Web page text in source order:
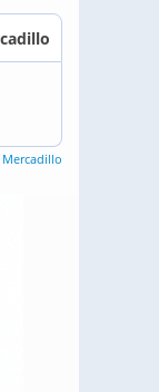
Mercadillo